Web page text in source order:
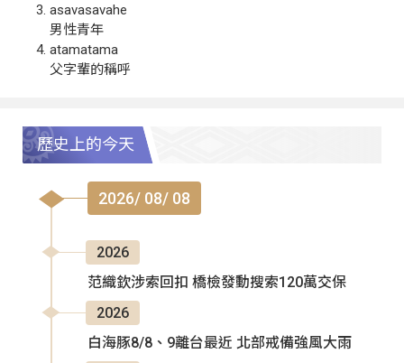
asavasavahe
男性青年
atamatama
父字輩的稱呼
歷史上的今天
2026/ 08/ 08
2026
范織欽涉索回扣 橋檢發動搜索120萬交保
2026
白海豚8/8、9離台最近 北部戒備強風大雨